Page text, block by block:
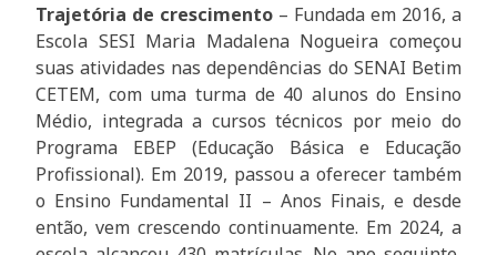
Trajetória de crescimento – Fundada em 2016, a
Escola SESI Maria Madalena Nogueira começou
suas atividades nas dependências do SENAI Betim
CETEM, com uma turma de 40 alunos do Ensino
Médio, integrada a cursos técnicos por meio do
Programa EBEP (Educação Básica e Educação
Profissional). Em 2019, passou a oferecer também
o Ensino Fundamental II – Anos Finais, e desde
então, vem crescendo continuamente. Em 2024, a